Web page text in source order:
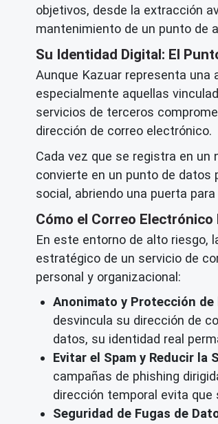
objetivos, desde la extracción
mantenimiento de un punto de
Su Identidad Digital: El
Aunque Kazuar representa una
especialmente aquellas
servicios de terceros
dirección de correo electrónico.
Cada vez que se registra en un
convierte en un punto de datos
social, abriendo una puerta
Cómo el Correo
En este entorno de alto riesgo,
estratégico de un servicio de
personal y organizacional:
Anonimato y Protección
desvincula su dirección de
datos, su identidad real
Evitar el Spam y Reducir la
campañas de phishing
dirección temporal evita
Seguridad de Fugas de